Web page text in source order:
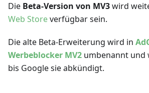
Die Beta-Version von MV3wird
Web Storeverfügbar sein.
Die alte Beta-Erweiterung wird in
Werbeblocker MV2 umbenannt
bis Google sie abkündigt.